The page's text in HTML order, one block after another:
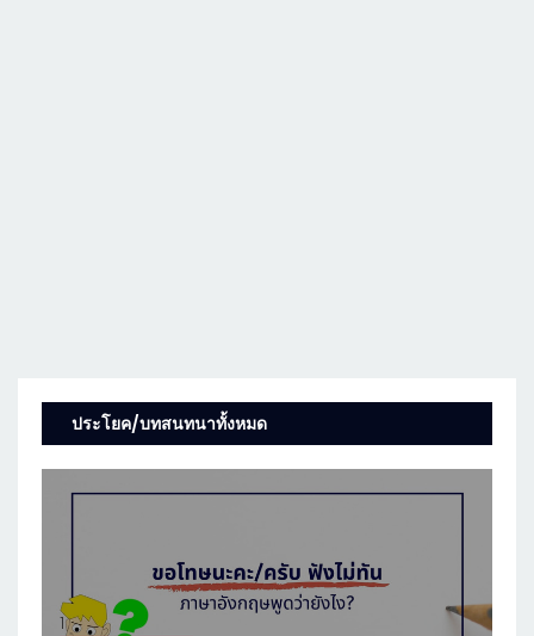
ประโยค/บทสนทนาทั้งหมด
1